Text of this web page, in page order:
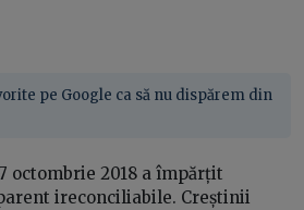
pe Google ca să nu dispărem din
octombrie 2018 a împărțit
ireconciliabile. Creștinii